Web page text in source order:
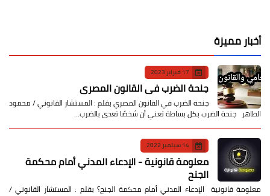
أخبار مميزة
17 فبراير 2023
جنحة الضرب في القانون المصري
جنحة الضرب في القانون المصري بقلم : المستشار القانوني / محمود
الطاهر جنحة الضرب بكل بساطة تعني أن شخصًا تعدى بالضرب…
14 سبتمبر 2022
معلومة قانونية - الإدعاء المدني أمام محكمة
الجنح
معلومة قانونية الإدعاء المدني أمام محكمة الجنح؟ بقلم : المستشار القانوني /